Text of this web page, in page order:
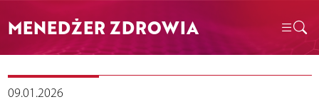
MENEDŻER ZDROWIA
09.01.2026